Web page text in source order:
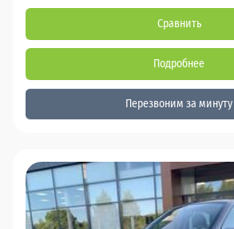
Сравнить
Подробнее
Перезвоним за минуту